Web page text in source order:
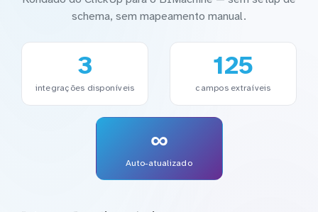
schema, sem mapeamento manual.
3
integrações disponíveis
125
campos extraíveis
∞
Auto-atualizado